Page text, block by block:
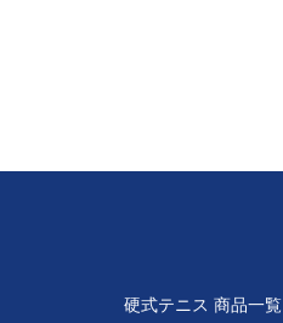
硬式テニス 商品一覧